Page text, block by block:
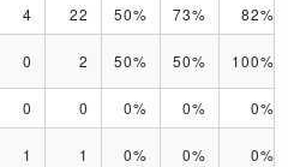
4 22 50% 73% 82%
0 2 50% 50% 100%
0 0 0% 0% 0%
1 1 0% 0% 0%